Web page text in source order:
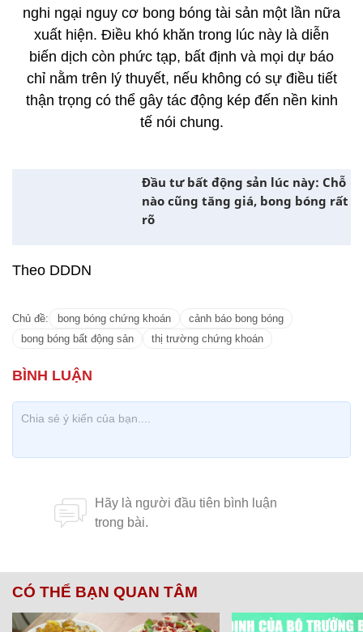
nghi ngại nguy cơ bong bóng tài sản một lần nữa
xuất hiện. Điều khó khăn trong lúc này là diễn
biến dịch còn phức tạp, bất định và mọi dự báo
chỉ nằm trên lý thuyết, nếu không có sự điều tiết
thận trọng có thể gây tác động kép đến nền kinh
tế nói chung.
Đầu tư bất động sản lúc này: Chỗ
nào cũng tăng giá, bong bóng rất
rõ
Theo DDDN
Chủ đề: bong bóng chứng khoán
cảnh báo bong bóng
bong bóng bất động sản
thị trường chứng khoán
CÓ THỂ BẠN QUAN TÂM